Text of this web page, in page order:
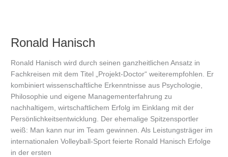
Ronald Hanisch
Ronald Hanisch wird durch seinen ganzheitlichen Ansatz in
Fachkreisen mit dem Titel „Projekt-Doctor“ weiterempfohlen. Er
kombiniert wissenschaftliche Erkenntnisse aus Psychologie,
Philosophie und eigene Managementerfahrung zu
nachhaltigem, wirtschaftlichem Erfolg im Einklang mit der
Persönlichkeitsentwicklung. Der ehemalige Spitzensportler
weiß: Man kann nur im Team gewinnen. Als Leistungsträger im
internationalen Volleyball-Sport feierte Ronald Hanisch Erfolge
in der ersten